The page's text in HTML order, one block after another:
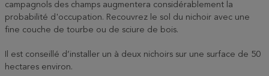
campagnols des champs augmentera considérablement la
probabilité d'occupation. Recouvrez le sol du nichoir avec une
fine couche de tourbe ou de sciure de bois.
Il est conseillé d’installer un à deux nichoirs sur une surface de 50
hectares environ.